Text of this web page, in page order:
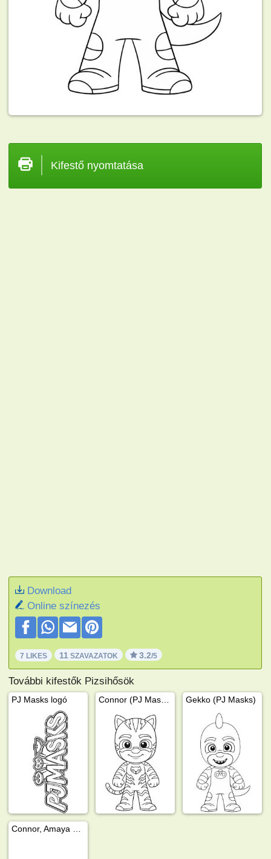
Kifestő nyomtatása
Download
Online színezés
7 LIKES 11 SZAVAZATOK 3.2/5
További kifestők Pizsihősök
PJ Masks logó Gekko (PJ Masks)